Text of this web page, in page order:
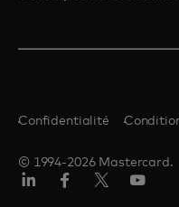
© 1994-2026 Mastercard.
Confidentialité